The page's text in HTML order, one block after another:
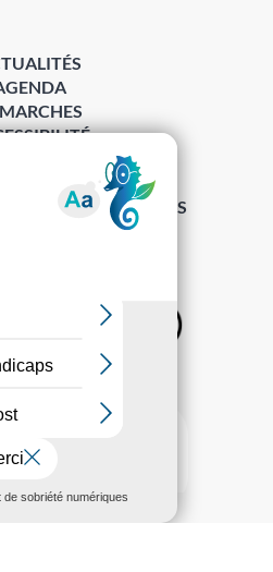
LÉGALES
DES DONNÉES
DES COOKIES